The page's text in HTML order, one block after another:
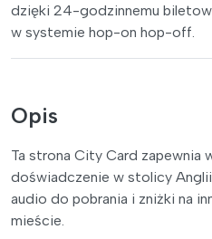
dzięki 24-godzinnemu
w systemie hop-on hop-off.
Opis
Ta strona City Card zapewnia
doświadczenie w stolicy
audio do pobrania i zniżki na
mieście.